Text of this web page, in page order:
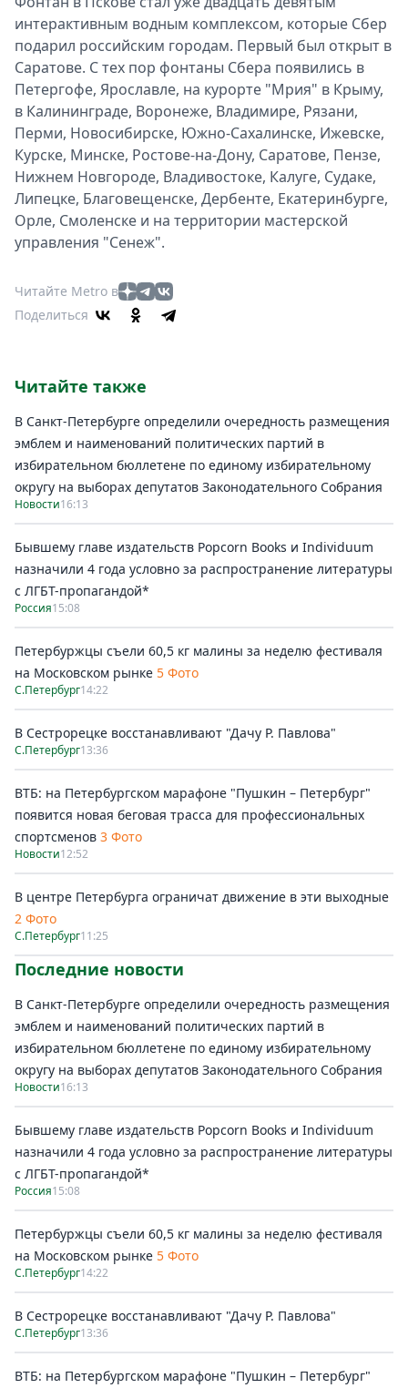
интерактивным водным комплексом, которые Сбер
подарил российским городам. Первый был открыт в
Саратове. С тех пор фонтаны Сбера появились в
Петергофе, Ярославле, на курорте "Мрия" в Крыму,
в Калининграде, Воронеже, Владимире, Рязани,
Перми, Новосибирске, Южно-Сахалинске, Ижевске,
Курске, Минске, Ростове-на-Дону, Саратове, Пензе,
Нижнем Новгороде, Владивостоке, Калуге, Судаке,
Липецке, Благовещенске, Дербенте, Екатеринбурге,
Орле, Смоленске и на территории мастерской
управления "Сенеж".
Читайте Metro в
Поделиться
Читайте также
В Санкт-Петербурге определили очередность размещения
эмблем и наименований политических партий в
избирательном бюллетене по единому избирательному
округу на выборах депутатов Законодательного Собрания
Новости16:13
Бывшему главе издательств Popcorn Books и Individuum
назначили 4 года условно за распространение литературы
с ЛГБТ-пропагандой*
Россия15:08
Петербуржцы съели 60,5 кг малины за неделю фестиваля
на Московском рынке 5 Фото
С.Петербург14:22
В Сестрорецке восстанавливают "Дачу Р. Павлова"
С.Петербург13:36
ВТБ: на Петербургском марафоне "Пушкин – Петербург"
появится новая беговая трасса для профессиональных
спортсменов 3 Фото
Новости12:52
В центре Петербурга ограничат движение в эти выходные
2 Фото
С.Петербург11:25
Последние новости
В Санкт-Петербурге определили очередность размещения
эмблем и наименований политических партий в
избирательном бюллетене по единому избирательному
округу на выборах депутатов Законодательного Собрания
Новости16:13
Бывшему главе издательств Popcorn Books и Individuum
назначили 4 года условно за распространение литературы
с ЛГБТ-пропагандой*
Россия15:08
Петербуржцы съели 60,5 кг малины за неделю фестиваля
на Московском рынке 5 Фото
С.Петербург14:22
В Сестрорецке восстанавливают "Дачу Р. Павлова"
С.Петербург13:36
ВТБ: на Петербургском марафоне "Пушкин – Петербург"